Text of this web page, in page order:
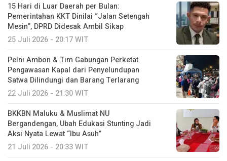
15 Hari di Luar Daerah per Bulan:
Pemerintahan KKT Dinilai “Jalan Setengah
Mesin”, DPRD Didesak Ambil Sikap
25 Juli 2026 - 20:17 WIT
Pelni Ambon & Tim Gabungan Perketat
Pengawasan Kapal dari Penyelundupan
Satwa Dilindungi dan Barang Terlarang
22 Juli 2026 - 21:30 WIT
BKKBN Maluku & Muslimat NU
Bergandengan, Ubah Edukasi Stunting Jadi
Aksi Nyata Lewat “Ibu Asuh”
21 Juli 2026 - 20:33 WIT